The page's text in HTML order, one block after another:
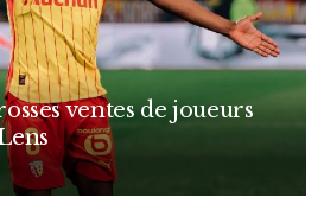
ventes de joueurs